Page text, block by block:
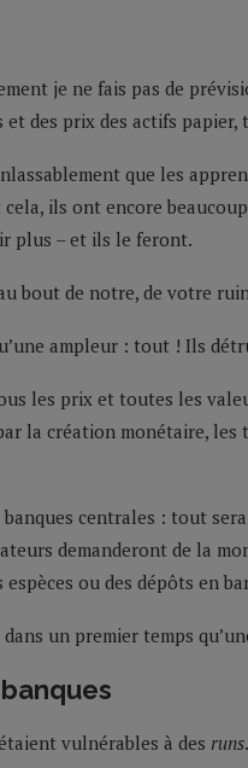
je ne fais pas de
des prix des actifs
que les
ils ont encore
plus – et ils le feront.
bout de notre, de votre
ampleur : tout ! Ils
les prix et toutes les
la création monétaire, les
centrales : tout
demanderont de la
ou des dépôts en
un premier temps
vulnérables à des runs